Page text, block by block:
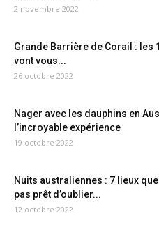
2 novembre 2022
Grande Barrière de Corail : les
vont vous...
26 octobre 2022
Nager avec les dauphins en
l’incroyable expérience
19 octobre 2022
Nuits australiennes : 7 lieux que
pas prêt d’oublier...
12 octobre 2022